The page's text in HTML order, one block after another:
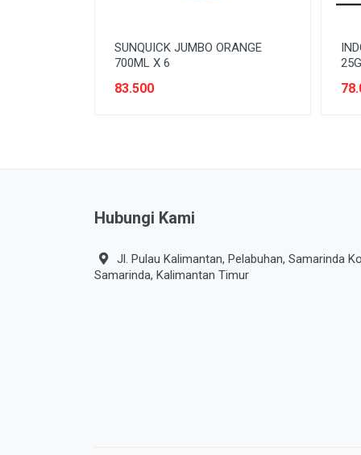
SUNQUICK JUMBO ORANGE
700ML X 6
83.500
Hubungi Kami
Jl. Pulau Kalimantan, Pelabuhan, Samarinda
Samarinda, Kalimantan Timur